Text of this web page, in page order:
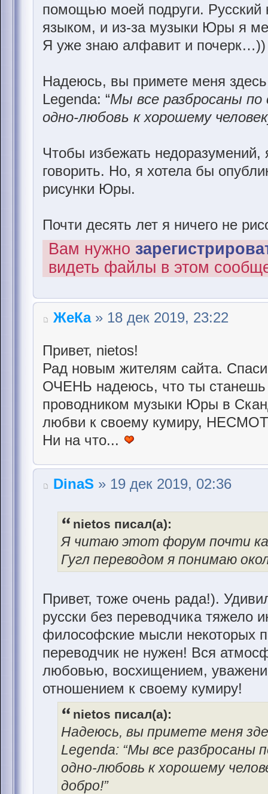
помощью моей подруги. Русский
языком, и из-за музыки Юры я
Я уже знаю алфавит и почерк…))
Надеюсь, вы примете меня
Legenda: “Мы все разбросаны по
одно-любовь к хорошему
Чтобы избежать недоразумений,
говорить. Но, я хотела бы
рисунки Юры.
Почти десять лет я ничего не
Вам нужно
видеть файлы в этом
ЖеКа» 18 дек 2019, 23:22
Привет, nietos!
Рад новым жителям сайта.
ОЧЕНЬ надеюсь, что ты
проводником музыки Юры в
любви к своему кумиру,
Ни на что...
DinaS » 19 дек 2019, 02:36
nietos писал(а):
Я читаю этот форум почти
Гугл переводом я понимаю
Привет, тоже очень рада!).
русски без переводчика тяжело
философские мысли некоторых
переводчик не нужен! Вся
любовью, восхищением,
отношением к своему кумиру!
nietos писал(а):
Надеюсь, вы примете меня
Legenda: “Мы все разбросаны
одно-любовь к хорошему
добро!”